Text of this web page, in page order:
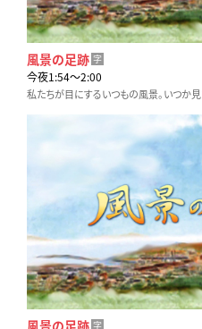
風景の足跡 字
今夜1:54〜2:00
風景の足跡 字